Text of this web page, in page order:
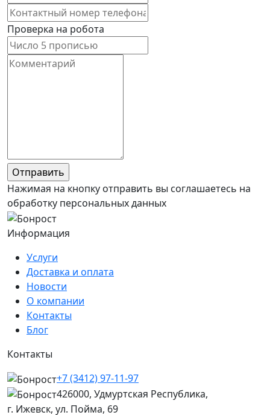
Проверка на робота
Нажимая на кнопку отправить вы соглашаетесь на
обработку персональных данных
Информация
Услуги
Доставка и оплата
Новости
О компании
Контакты
Блог
Контакты
+7 (3412) 97-11-97
426000, Удмуртская Республика,
г. Ижевск, ул. Пойма, 69